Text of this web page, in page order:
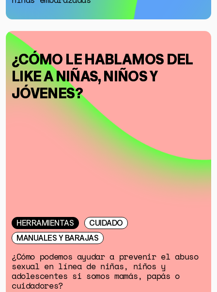
¿CÓMO LE HABLAMOS DEL
LIKE A NIÑAS, NIÑOS Y
JÓVENES?
HERRAMIENTAS
CUIDADO
MANUALES Y BARAJAS
¿Cómo podemos ayudar a prevenir el abuso
sexual en línea de niñas, niños y
adolescentes si somos mamás, papás o
cuidadores?